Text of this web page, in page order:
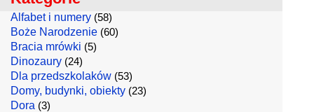
Alfabet i numery (58)
Boże Narodzenie (60)
Bracia mrówki (5)
Dinozaury (24)
Dla przedszkolaków (53)
Domy, budynki, obiekty (23)
Dora (3)